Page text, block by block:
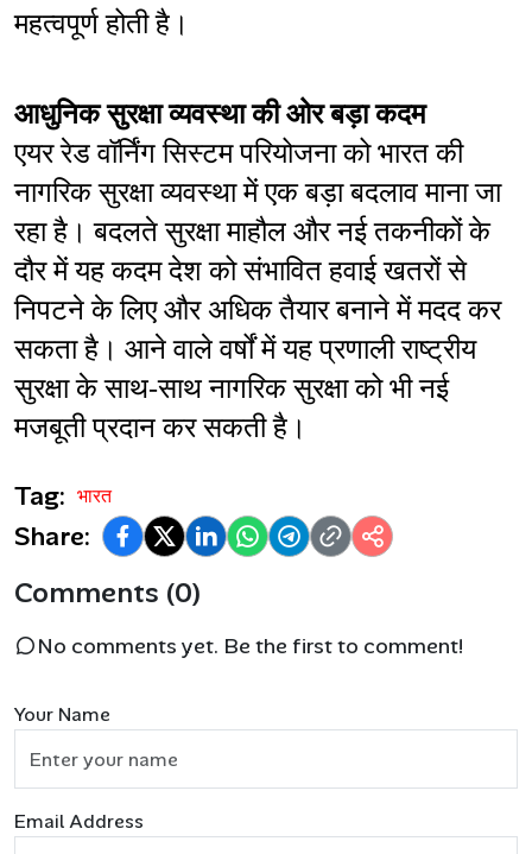
महत्वपूर्ण होती है।
आधुनिक सुरक्षा व्यवस्था की ओर बड़ा कदम
एयर रेड वॉर्निंग सिस्टम परियोजना को भारत की
नागरिक सुरक्षा व्यवस्था में एक बड़ा बदलाव माना जा
रहा है। बदलते सुरक्षा माहौल और नई तकनीकों के
दौर में यह कदम देश को संभावित हवाई खतरों से
निपटने के लिए और अधिक तैयार बनाने में मदद कर
सकता है। आने वाले वर्षों में यह प्रणाली राष्ट्रीय
सुरक्षा के साथ-साथ नागरिक सुरक्षा को भी नई
मजबूती प्रदान कर सकती है।
Tag: भारत
Share:
Comments (0)
No comments yet. Be the first to comment!
Your Name
Email Address